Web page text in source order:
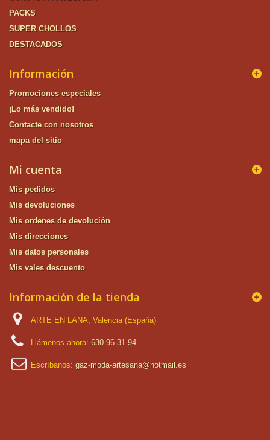
PACKS
SUPER CHOLLOS
DESTACADOS
Información
Promociones especiales
¡Lo más vendido!
Contacte con nosotros
mapa del sitio
Mi cuenta
Mis pedidos
Mis devoluciones
Mis ordenes de devolución
Mis direcciones
Mis datos personales
Mis vales descuento
Información de la tienda
ARTE EN LANA, Valencia (España)
Llámenos ahora: 630 96 31 94
Escríbanos: gaz-moda-artesana@hotmail.es